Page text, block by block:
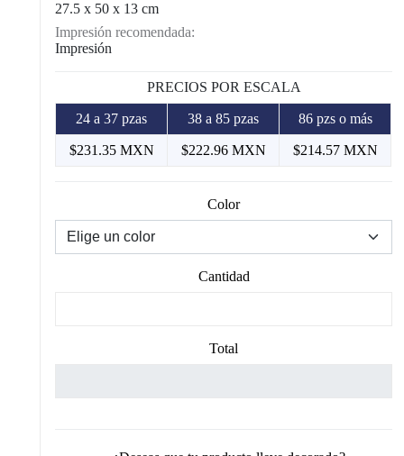
27.5 x 50 x 13 cm
Impresión recomendada:
Impresión
PRECIOS POR ESCALA
24 a 37 pzas 38 a 85 pzas 86 pzs o más
$231.35 MXN $222.96 MXN $214.57 MXN
Color
Cantidad
Total